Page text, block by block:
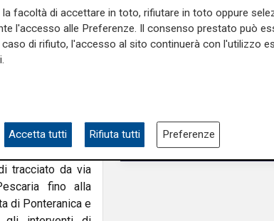
via Corridoni, è
a raso
realizzati tra
articolati in più
grandi lastre
l’asfaltatura e
tracciato da via
fino alla
di Ponteranica e
fondatore Aponte
di
facoltà di accettare in toto, rifiutare in toto oppure
l'accesso alle Preferenze. Il consenso prestato può
di rifiuto, l'accesso al sito continuerà con l'utilizzo
Accetta tutti Rifiuta tutti Preferenze